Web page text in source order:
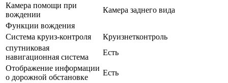
Камера помощи при
вождении
Камера заднего вида
Функции вождения
Система круиз-контроля
Круизнетконтроль
спутниковая
навигационная система
Есть
Отображение информации
о дорожной обстановке
Есть